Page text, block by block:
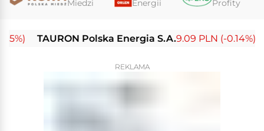
Miedzi
Energii
Profity
TAURON Polska Energia S.A. 9.09 PLN (-0.14%)
REKLAMA